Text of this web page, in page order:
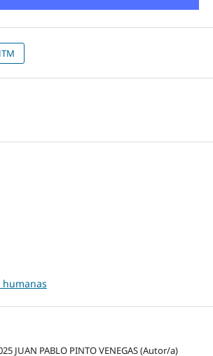
humanas
JUAN PABLO PINTO VENEGAS (Autor/a)